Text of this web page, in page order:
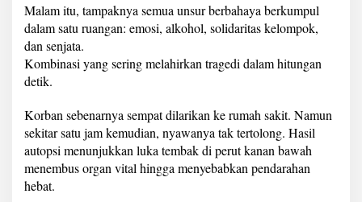
Malam itu, tampaknya semua unsur berbahaya berkumpul
dalam satu ruangan: emosi, alkohol, solidaritas kelompok,
dan senjata.
Kombinasi yang sering melahirkan tragedi dalam hitungan
detik.
Korban sebenarnya sempat dilarikan ke rumah sakit. Namun
sekitar satu jam kemudian, nyawanya tak tertolong. Hasil
autopsi menunjukkan luka tembak di perut kanan bawah
menembus organ vital hingga menyebabkan pendarahan
hebat.